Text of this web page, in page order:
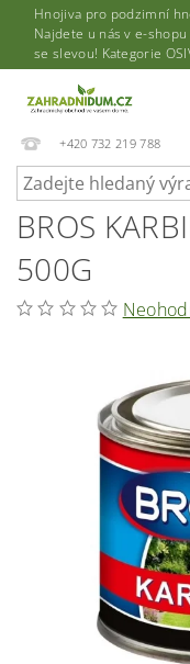
Hnojiva pro podzimní
Najdete u nás v e-
se slevou! Kategorie
+420 732 219 788
BROS
500G